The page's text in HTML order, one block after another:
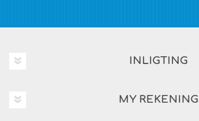
INLIGTING
MY REKENING